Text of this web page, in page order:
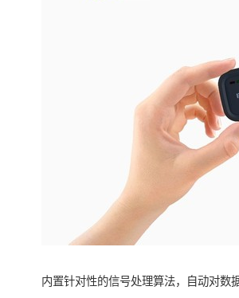
内置针对性的信号处理算法，自动对数